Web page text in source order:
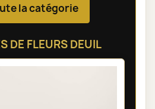
la catégorie
DE FLEURS DEUIL